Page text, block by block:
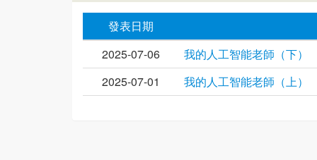
發表日期
2025-07-06
我的人工智能老師（下）
2025-07-01
我的人工智能老師（上）